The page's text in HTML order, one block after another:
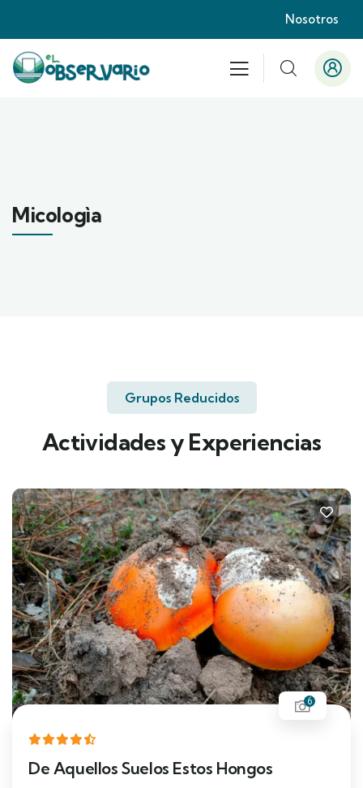
Nosotros
Micologìa
Grupos Reducidos
Actividades y Experiencias
6
De Aquellos Suelos Estos Hongos